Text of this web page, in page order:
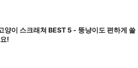
양이 스크래쳐 BEST 5 - 뚱냥이도 편하게 쓸
!